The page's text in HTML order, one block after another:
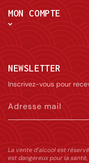
MON COMPTE
NEWSLETTER
Inscrivez-vous pour
Adresse mail
La vente d’alcool est
est dangereux pour la